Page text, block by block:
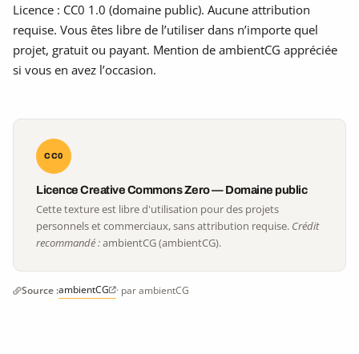
Licence : CC0 1.0 (domaine public). Aucune attribution
requise. Vous êtes libre de l’utiliser dans n’importe quel
projet, gratuit ou payant. Mention de ambientCG appréciée
si vous en avez l’occasion.
CC0
Licence Creative Commons Zero — Domaine public
Cette texture est libre d'utilisation pour des projets
personnels et commerciaux, sans attribution requise. Crédit
recommandé :ambientCG (ambientCG).
Source :ambientCG · par ambientCG